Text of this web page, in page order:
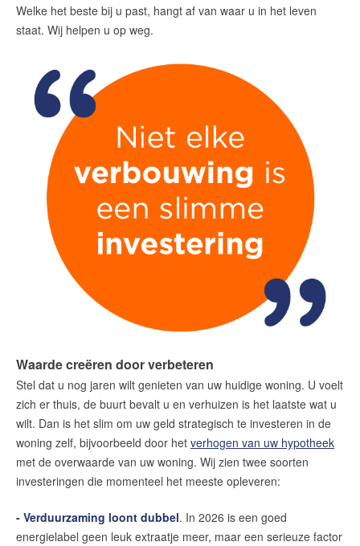
contact@teunisse.nl
0299-420958
Welke het beste bij u past, hangt af van waar u in het leven
staat. Wij helpen u op weg.
Waarde creëren door verbeteren
Stel dat u nog jaren wilt genieten van uw huidige woning. U voelt
zich er thuis, de buurt bevalt u en verhuizen is het laatste wat u
wilt. Dan is het slim om uw geld strategisch te investeren in de
woning zelf, bijvoorbeeld door het verhogen van uw hypotheek
met de overwaarde van uw woning. Wij zien twee soorten
investeringen die momenteel het meeste opleveren:
- Verduurzaming loont dubbel. In 2026 is een goed
energielabel geen leuk extraatje meer, maar een serieuze factor